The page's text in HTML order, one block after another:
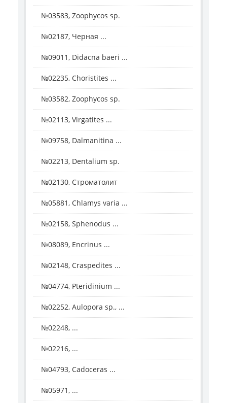
№03583, Zoophycos sp.
№02187, Черная ...
№09011, Didacna baeri ...
№02235, Choristites ...
№03582, Zoophycos sp.
№02113, Virgatites ...
№09758, Dalmanitina ...
№02213, Dentalium sp.
№02130, Строматолит
№05881, Chlamys varia ...
№02158, Sphenodus ...
№08089, Encrinus ...
№02148, Craspedites ...
№04774, Pteridinium ...
№02252, Aulopora sp., ...
№02248, ...
№02216, ...
№04793, Cadoceras ...
№05971, ...